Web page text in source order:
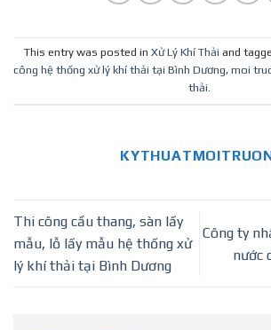
This entry was posted in Xử Lý Khí Thải and
công hệ thống xử lý khí thải tại Bình Dương, moi
thải.
Thi công cầu thang, sàn lấy
mẫu, lỗ lấy mẫu hệ thống xử
lý khí thải tại Bình Dương
Công ty
nước